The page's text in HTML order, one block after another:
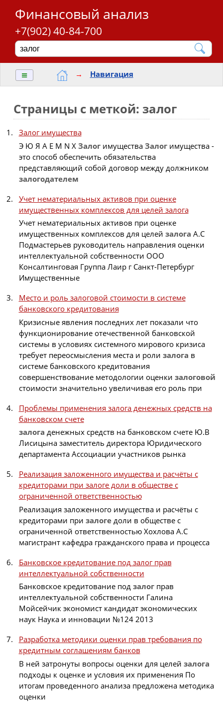
Финансовый анализ
+7(902) 40-84-700
≡ → Навигация
Страницы с меткой: залог
Залог имущества
Э Ю Я A E M N X Залогимущества Залогимущества -
это способ обеспечить обязательства
представляющий собой договор между должником
залогодателем
Учет нематериальных активов при оценке
имущественных комплексов для целей залога
Учет нематериальных активов при оценке
имущественных комплексов для целей залога А.С
Подмастерьев руководитель направления оценки
интеллектуальной собственности ООО
Консалтинговая Группа Лаир г Санкт-Петербург
Имущественные
Место и роль залоговой стоимости в системе
банковского кредитования
Кризисные явления последних лет показали что
функционирование отечественной банковской
системы в условиях системного мирового кризиса
требует переосмысления места и роли залога в
системе банковского кредитования
совершенствование методологии оценки залоговой
стоимости значительно увеличивая его роль при
Проблемы применения залога денежных средств на
банковском счете
залога денежных средств на банковском счете Ю.В
Лисицына заместитель директора Юридического
департамента Ассоциации участников рынка
Реализация заложенного имущества и расчёты с
кредиторами при залоге доли в обществе с
ограниченной ответственностью
Реализация заложенного имущества и расчёты с
кредиторами при залогедоли в обществе с
ограниченной ответственностью Хохлова А.С
магистрант кафедра гражданского права и процесса
Банковское кредитование под залог прав
интеллектуальной собственности
Банковское кредитование под залогправ
интеллектуальной собственности Галина
Мойсейчик экономист кандидат экономических
наук Наука и инновации №124 2013
Разработка методики оценки прав требования по
кредитным соглашениям банков
В ней затронуты вопросы оценки для целей залога
подходы к оценке и условия их применения По
итогам проведенного анализа предложена методика
оценки